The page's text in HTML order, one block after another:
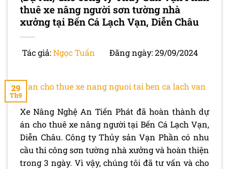
thuê xe nâng người sơn tường nhà
xưởng tại Bến Cá Lạch Vạn, Diễn Châu
Tác giả:Ngọc Tuấn Đăng ngày: 29/09/2024
29
Th9
Xe Nâng Nghệ An Tiến Phát đã hoàn thành dự
án cho thuê xe nâng người tại Bến Cá Lạch Vạn,
Diễn Châu. Công ty Thủy sản Vạn Phần có nhu
cầu thi công sơn tường nhà xưởng và hoàn thiện
trong 3 ngày. Vì vậy, chúng tôi đã tư vấn và cho